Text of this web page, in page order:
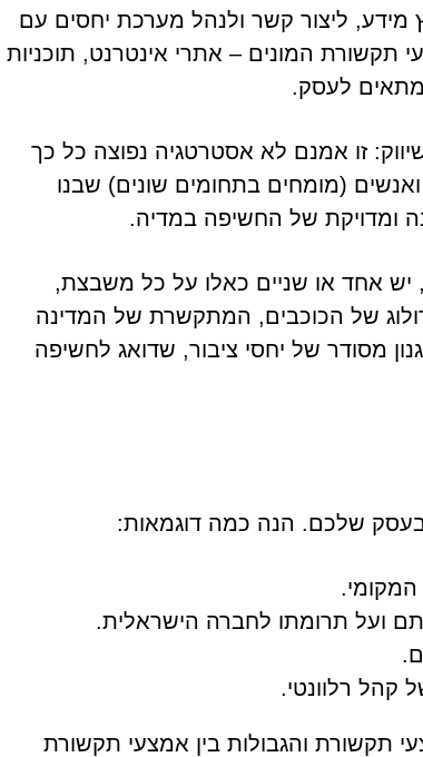
ליצור קשר ולנהל מערכת יחסים עם
תקשורת המונים – אתרי אינטרנט, תוכניות
ומתאים לעסק.
זו אמנם לא אסטרטגיה נפוצה כל כך
(מומחים בתחומים שונים) שבנו
ומדויקת של החשיפה במדיה.
אחד או שניים כאלו על כל משבצת,
של הכוכבים, המתקשרת של המדינה
מסודר של יחסי ציבור, שדואג לחשיפה
שלכם. הנה כמה דוגמאות:
ועל תרומתו לחברה הישראלית.
קהל רלוונטי.
תקשורת והגבולות בין אמצעי תקשורת